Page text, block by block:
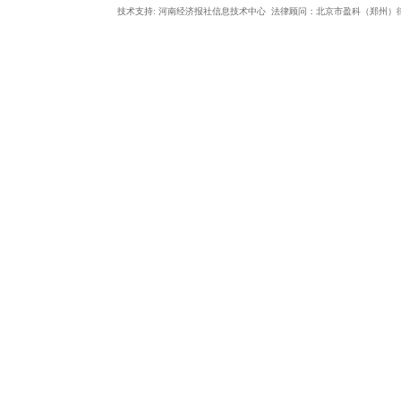
技术支持: 河南经济报社信息技术中心 法律顾问：北京市盈科（郑州